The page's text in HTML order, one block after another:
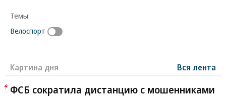
Темы:
Велоспорт
Картина дня Вся лента
ФСБ сократила дистанцию с мошенниками